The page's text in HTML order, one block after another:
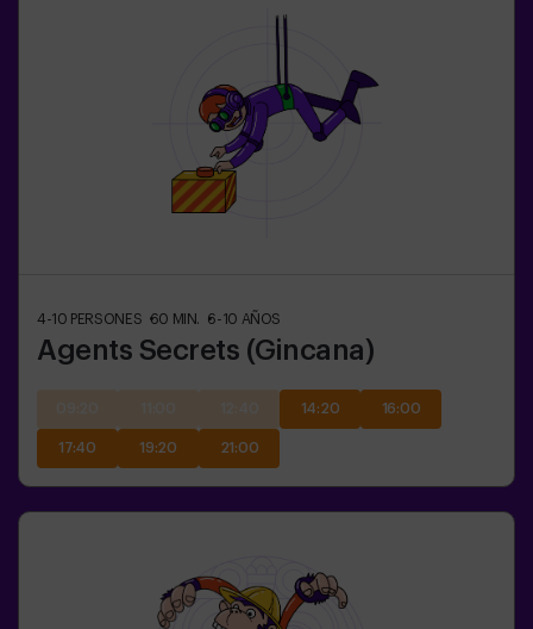
4-10 PERSONES 60 MIN. 6-10 AÑOS
Agents Secrets (Gincana)
14:20 16:00
17:40 19:20 21:00